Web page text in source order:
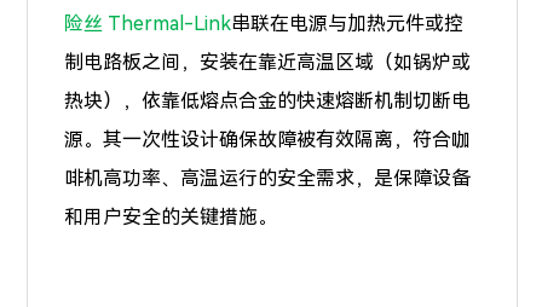
险丝 Thermal-Link串联在电源与加热元件或控
制电路板之间，安装在靠近高温区域（如锅炉或
热块），依靠低熔点合金的快速熔断机制切断电
源。其一次性设计确保故障被有效隔离，符合咖
啡机高功率、高温运行的安全需求，是保障设备
和用户安全的关键措施。